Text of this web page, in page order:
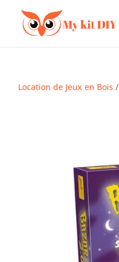
Location de Jeux en Bois /